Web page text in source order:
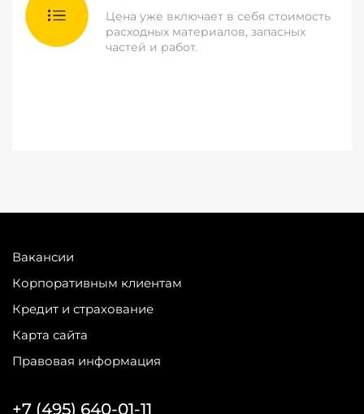
Цена уже включает в себя стоимость
расходных материалов, запасных
частей и работ.
Вакансии
Корпоративным клиентам
Кредит и страхование
Карта сайта
Правовая информация
+7 (495) 640-01-11